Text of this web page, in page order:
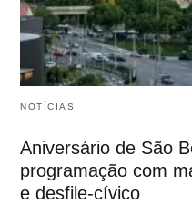
NOTÍCIAS
Aniversário de São
programação com
e desfile-cívico